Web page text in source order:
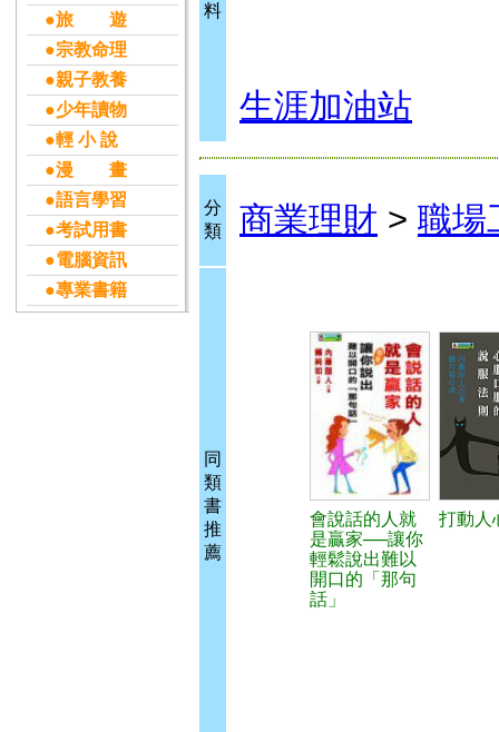
●旅 遊
●宗教命理
●親子教養
●少年讀物
●輕 小 說
●漫 畫
●語言學習
●考試用書
●電腦資訊
●專業書籍
料
生涯加油站
分
類
商業理財 > 職場
同
類
書
推
薦
會說話的人就
是贏家──讓你
輕鬆說出難以
開口的「那句
話」
打動人